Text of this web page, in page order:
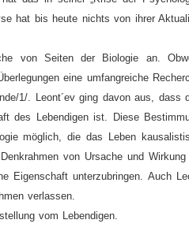
hat bis heute nichts von ihrer
von Seiten der Biologie an.
eine umfangreiche
1/. Leont´ev ging davon aus, dass
des Lebendigen ist. Diese
möglich, die das Leben
von Ursache und
Eigenschaft unterzubringen. Auch
verlassen.
vom Lebendigen.